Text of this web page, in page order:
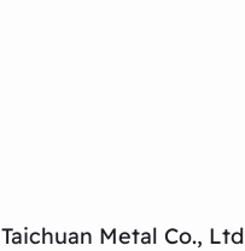
Metal Co., Ltd